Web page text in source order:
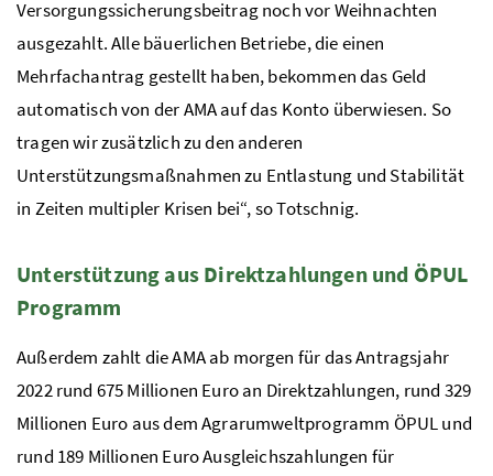
Versorgungssicherungsbeitrag noch vor Weihnachten
ausgezahlt. Alle bäuerlichen Betriebe, die einen
Mehrfachantrag gestellt haben, bekommen das Geld
automatisch von derAMAauf das Konto überwiesen. So
tragen wir zusätzlich zu den anderen
Unterstützungsmaßnahmen zu Entlastung und Stabilität
in Zeiten multipler Krisen bei“, so Totschnig.
Unterstützung aus Direktzahlungen und ÖPUL
Programm
Außerdem zahlt dieAMAab morgen für das Antragsjahr
2022 rund 675 Millionen Euro an Direktzahlungen, rund 329
Millionen Euro aus dem Agrarumweltprogramm ÖPULund
rund 189 Millionen Euro Ausgleichszahlungen für